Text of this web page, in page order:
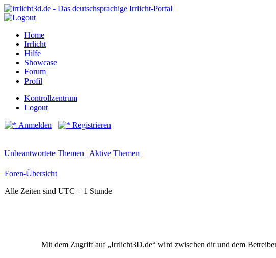
Home
Irrlicht
Hilfe
Showcase
Forum
Profil
Kontrollzentrum
Logout
Anmelden Registrieren
Unbeantwortete Themen | Aktive Themen
Foren-Übersicht
Alle Zeiten sind UTC + 1 Stunde
Mit dem Zugriff auf „Irrlicht3D.de“ wird zwischen dir und dem